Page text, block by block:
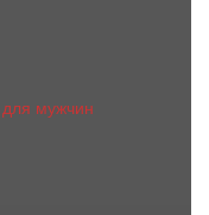
мужчин